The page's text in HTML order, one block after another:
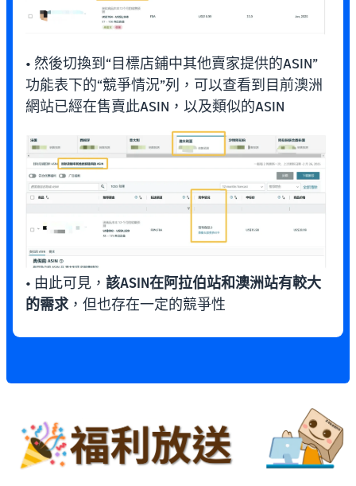
• 然後切換到“目標店鋪中其他賣家提供的ASIN”
功能表下的“競爭情況”列，可以查看到目前澳洲
網站已經在售賣此ASIN，以及類似的ASIN
• 由此可見， 該ASIN在阿拉伯站和澳洲站有較大
的需求，但也存在一定的競爭性